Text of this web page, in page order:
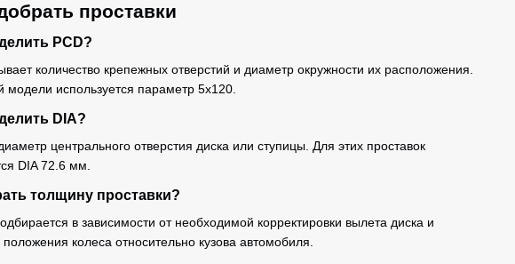
проставки
PCD?
количество крепежных отверстий и диаметр окружности их расположения.
модели используется параметр 5x120.
DIA?
центрального отверстия диска или ступицы. Для этих проставок
DIA 72.6 мм.
толщину проставки?
в зависимости от необходимой корректировки вылета диска и
колеса относительно кузова автомобиля.